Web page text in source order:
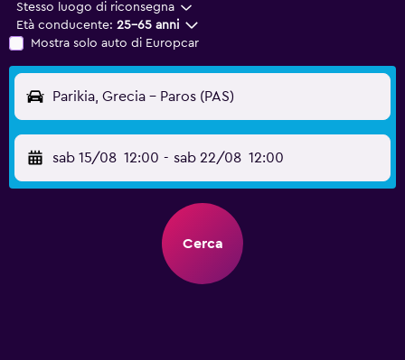
Stesso luogo di riconsegna
Età conducente: 25-65 anni
Mostra solo auto di Europcar
Parikia, Grecia - Paros (PAS)
sab 15/08 12:00 - sab 22/08 12:00
Cerca